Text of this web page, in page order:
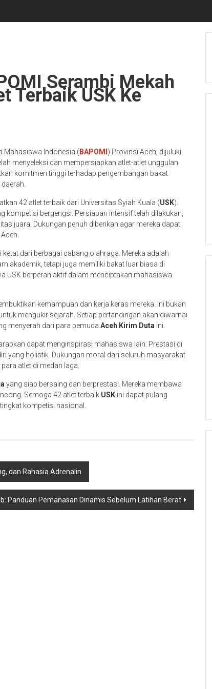
Serambi Mekah
Terbaik USK Ke
Mahasiswa Indonesia ( BAPOMI ) Provinsi Aceh, dijuluki
menyeleksi dan mempersiapkan atlet-atlet unggulan
komitmen tinggi terhadap pengembangan bakat
42 atlet terbaik dari Universitas Syiah Kuala (USK).
kompetisi bergengsi. Persiapan intensif telah dilakukan,
juara. Dukungan penuh diberikan agar mereka dapat
dari berbagai cabang olahraga. Mereka adalah
akademik, tetapi juga memiliki bakat luar biasa di
USK berperan aktif dalam menciptakan mahasiswa
kemampuan dan kerja keras mereka. Ini bukan
mengukir sejarah. Setiap pertandingan akan diwarnai
menyerah dari para pemuda Aceh Kirim Duta ini.
dapat menginspirasi mahasiswa lain. Prestasi di
yang holistik. Dukungan moral dari seluruh masyarakat
atlet di medan laga.
yang siap bersaing dan berprestasi. Mereka membawa
Semoga 42 atlet terbaik USK ini dapat pulang
kompetisi nasional.
dan Rahasia Adrenalin
Panduan Pemanasan Dinamis Sebelum Latihan Berat